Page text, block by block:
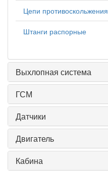
Цепи противоскольжения
Штанги распорные
Выхлопная система
ГСМ
Датчики
Двигатель
Кабина